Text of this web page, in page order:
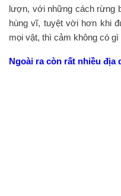
lượn, với những cách rừng
hùng vĩ, tuyệt vời hơn khi
mọi vật, thì cảm không có
Ngoài ra còn rất nhiều địa